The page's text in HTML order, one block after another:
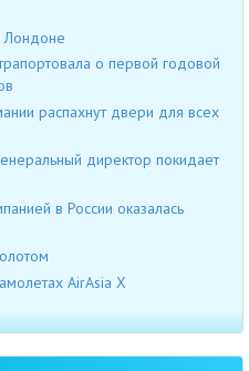
Лондоне
о первой годовой
распахнут двери для всех
директор покидает
в России оказалась
AirAsia Х